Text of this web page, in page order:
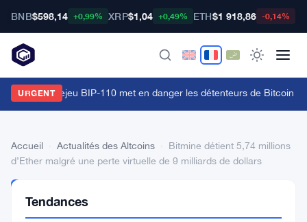
BNB$598,14 +0,99% XRP$1,04 +0,49% ETH$1 918,86 -0,14%
URGENTde rejeu BIP-110 met en danger les détenteurs de Bitcoin
Accueil Actualités des Altcoins
Bitmine détient 5,74 millions
d’Ether malgré une perte virtuelle de 9 milliards de dollars
DES
ALTCOINS
Tendances